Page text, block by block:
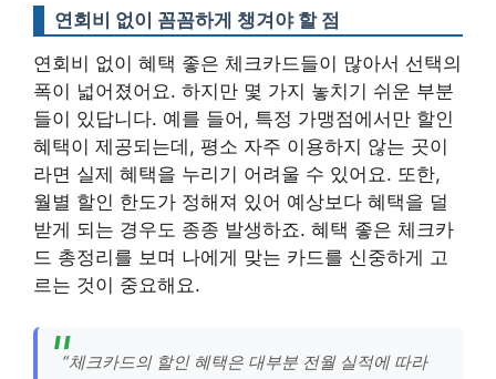
연회비 없이 꼼꼼하게 챙겨야 할 점
연회비 없이 혜택 좋은 체크카드들이 많아서 선택의
폭이 넓어졌어요. 하지만 몇 가지 놓치기 쉬운 부분
들이 있답니다. 예를 들어, 특정 가맹점에서만 할인
혜택이 제공되는데, 평소 자주 이용하지 않는 곳이
라면 실제 혜택을 누리기 어려울 수 있어요. 또한,
월별 할인 한도가 정해져 있어 예상보다 혜택을 덜
받게 되는 경우도 종종 발생하죠. 혜택 좋은 체크카
드 총정리를 보며 나에게 맞는 카드를 신중하게 고
르는 것이 중요해요.
“체크카드의 할인 혜택은 대부분 전월 실적에 따라